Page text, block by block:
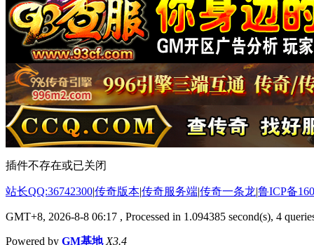
插件不存在或已关闭
站长QQ:36742300|传奇版本|传奇服务端|传奇一条龙|鲁ICP备
GMT+8, 2026-8-8 06:17 , Processed in 1.094385 second(s), 4
Powered by GM基地 X3.4